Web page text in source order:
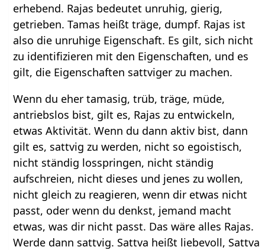
erhebend. Rajas bedeutet unruhig, gierig,
getrieben. Tamas heißt träge, dumpf. Rajas ist
also die unruhige Eigenschaft. Es gilt, sich nicht
zu identifizieren mit den Eigenschaften, und es
gilt, die Eigenschaften sattviger zu machen.
Wenn du eher tamasig, trüb, träge, müde,
antriebslos bist, gilt es, Rajas zu entwickeln,
etwas Aktivität. Wenn du dann aktiv bist, dann
gilt es, sattvig zu werden, nicht so egoistisch,
nicht ständig losspringen, nicht ständig
aufschreien, nicht dieses und jenes zu wollen,
nicht gleich zu reagieren, wenn dir etwas nicht
passt, oder wenn du denkst, jemand macht
etwas, was dir nicht passt. Das wäre alles Rajas.
Werde dann sattvig. Sattva heißt liebevoll, Sattva